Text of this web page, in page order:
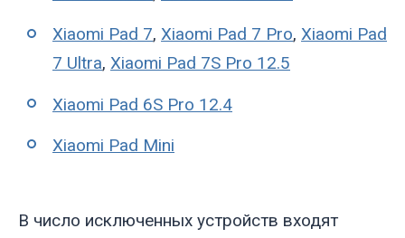
Xiaomi Pad 7, Xiaomi Pad 7 Pro, Xiaomi Pad
7 Ultra, Xiaomi Pad 7S Pro 12.5
Xiaomi Pad 6S Pro 12.4
Xiaomi Pad Mini
В число исключенных устройств входят